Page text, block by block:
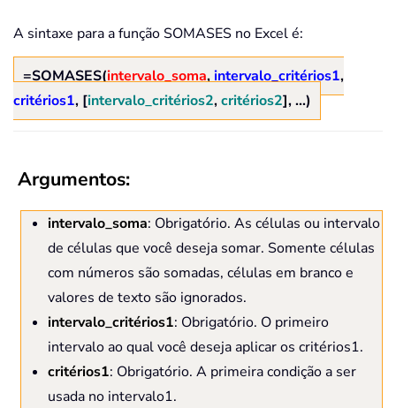
A sintaxe para a função SOMASES no Excel é:
=SOMASES(intervalo_soma, intervalo_critérios1,
critérios1, [intervalo_critérios2,critérios2], ...)
Argumentos:
intervalo_soma: Obrigatório. As células ou intervalo
de células que você deseja somar. Somente células
com números são somadas, células em branco e
valores de texto são ignorados.
intervalo_critérios1: Obrigatório. O primeiro
intervalo ao qual você deseja aplicar os critérios1.
critérios1: Obrigatório. A primeira condição a ser
usada no intervalo1.